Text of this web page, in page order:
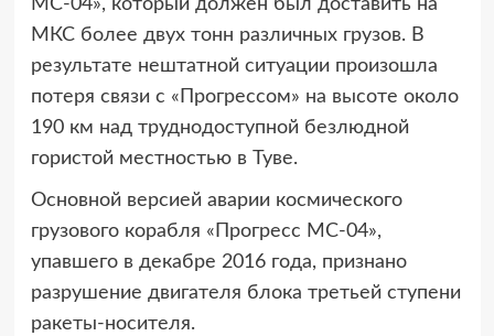
МС-04», который должен был доставить на
МКС более двух тонн различных грузов. В
результате нештатной ситуации произошла
потеря связи с «Прогрессом» на высоте около
190 км над труднодоступной безлюдной
гористой местностью в Туве.
Основной версией аварии космического
грузового корабля «Прогресс МС-04»,
упавшего в декабре 2016 года, признано
разрушение двигателя блока третьей ступени
ракеты-носителя.